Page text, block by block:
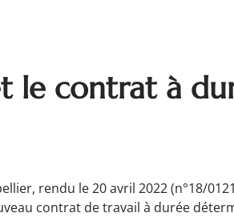
le contrat à
rendu le 20 avril 2022 (n°18/
contrat de travail à durée